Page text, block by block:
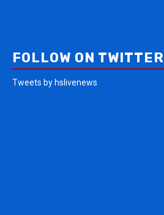
FOLLOW ON TWITTER
Tweets by hslivenews